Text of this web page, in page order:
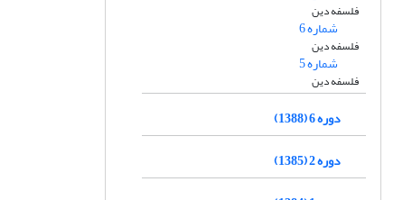
فلسفه دین
شماره 6
فلسفه دین
شماره 5
فلسفه دین
دوره 6 (1388)
دوره 2 (1385)